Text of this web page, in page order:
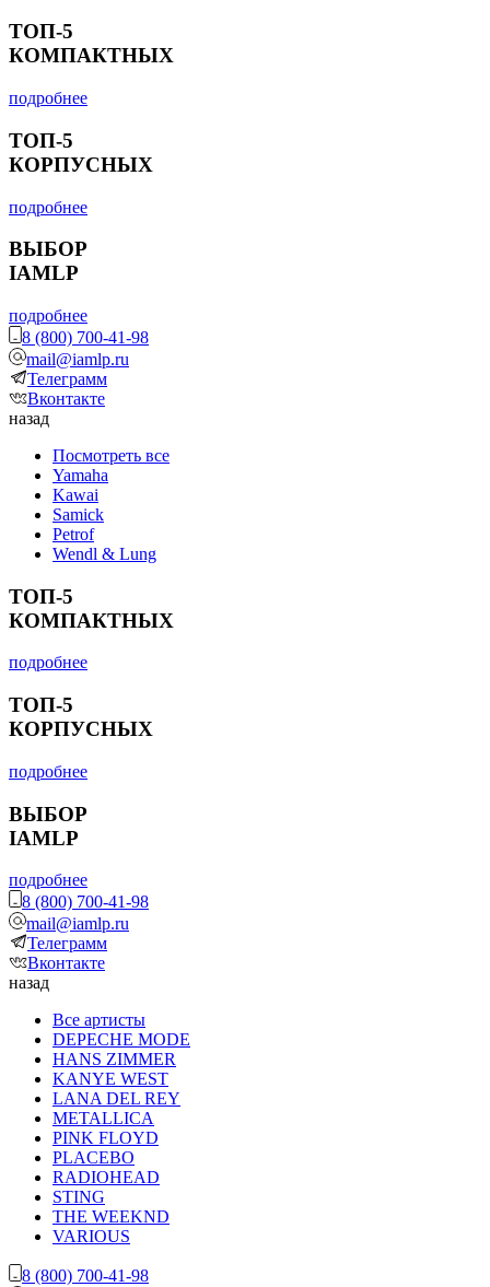
ТОП-5
КОМПАКТНЫХ
подробнее
ТОП-5
КОРПУСНЫХ
подробнее
ВЫБОР
IAMLP
подробнее
8 (800) 700-41-98
mail@iamlp.ru
Телеграмм
Вконтакте
назад
Посмотреть все
Yamaha
Kawai
Samick
Petrof
Wendl & Lung
ТОП-5
КОМПАКТНЫХ
подробнее
ТОП-5
КОРПУСНЫХ
подробнее
ВЫБОР
IAMLP
подробнее
8 (800) 700-41-98
mail@iamlp.ru
Телеграмм
Вконтакте
назад
Все артисты
DEPECHE MODE
HANS ZIMMER
KANYE WEST
LANA DEL REY
METALLICA
PINK FLOYD
PLACEBO
RADIOHEAD
STING
THE WEEKND
VARIOUS
8 (800) 700-41-98